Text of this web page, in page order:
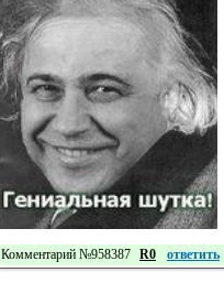
Комментарий №958387 R0 ответить